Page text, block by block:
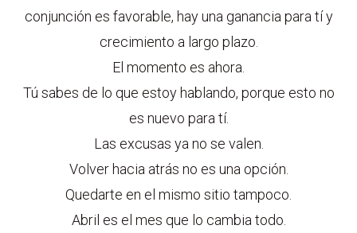
conjunción es favorable, hay una ganancia para tí y
crecimiento a largo plazo.
El momento es ahora.
Tú sabes de lo que estoy hablando, porque esto no
es nuevo para tí.
Las excusas ya no se valen.
Volver hacia atrás no es una opción.
Quedarte en el mismo sitio tampoco.
Abril es el mes que lo cambia todo.